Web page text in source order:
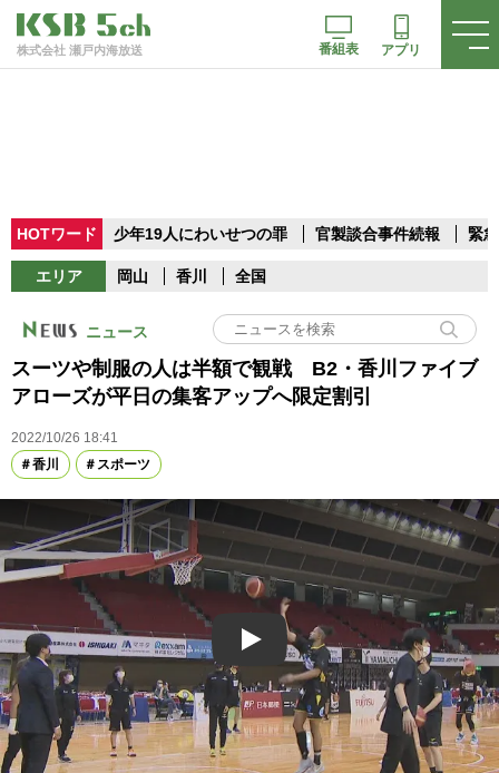
株式会社 瀬戸内海放送 番組表 アプリ
HOTワード 少年19人にわいせつの罪 官製談合事件続報 緊
エリア 岡山 香川 全国
ニュース
スーツや制服の人は半額で観戦 B2・香川ファイブ
アローズが平日の集客アップへ限定割引
2022/10/26 18:41
香川
スポーツ
Play